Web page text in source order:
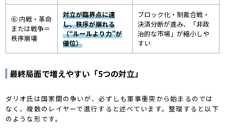
⑥ 内戦・革命
または戦争＝
秩序崩壊
対立が臨界点に達
し、秩序が崩れる
（“ルールより力”が
優位）
ブロック化・制裁合戦・
決済分断が進み、「非政
治的な市場」が縮小しや
すい
最終局面で増えやすい「5つの対立」
ダリオ氏は国家間の争いが、必ずしも軍事衝突から始まるのでは
なく、複数のレイヤーで進行すると述べています。整理すると以下
のような形です。